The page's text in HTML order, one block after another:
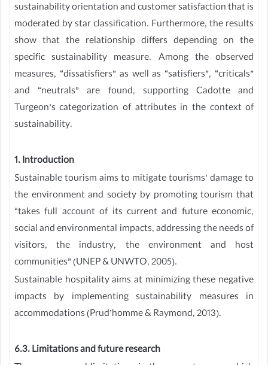
sustainability orientation and customer satisfaction that is
moderated by star classification. Furthermore, the results
show that the relationship differs depending on the
specific sustainability measure. Among the observed
measures, “dissatisfiers” as well as “satisfiers”, “criticals”
and “neutrals” are found, supporting Cadotte and
Turgeon’s categorization of attributes in the context of
sustainability.
1. Introduction
Sustainable tourism aims to mitigate tourisms’ damage to
the environment and society by promoting tourism that
“takes full account of its current and future economic,
social and environmental impacts, addressing the needs of
visitors, the industry, the environment and host
communities” (UNEP & UNWTO, 2005).
Sustainable hospitality aims at minimizing these negative
impacts by implementing sustainability measures in
accommodations (Prud’homme & Raymond, 2013).
6.3. Limitations and future research